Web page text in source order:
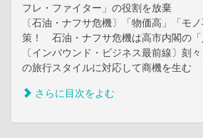
フレ・ファイター」の役割を放棄
〔石油・ナフサ危機〕「物価高」「モ
策！ 石油・ナフサ危機は高市内閣の「
〔インバウンド・ビジネス最前線〕刻
の旅行スタイルに対応して商機を生む
さらに目次をよむ